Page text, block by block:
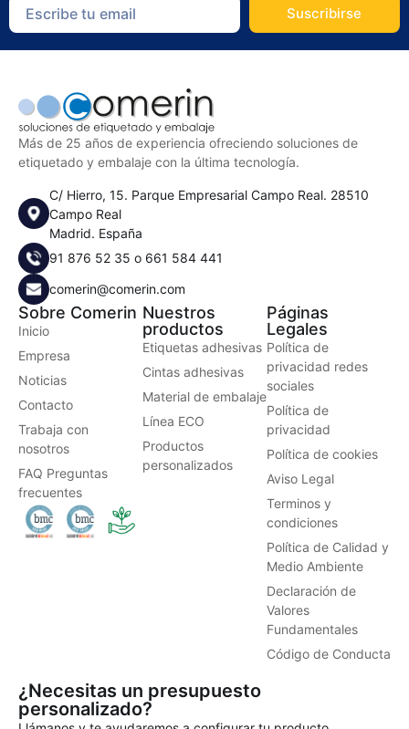
Suscribirse
Más de 25 años de experiencia ofreciendo soluciones de
etiquetado y embalaje con la última tecnología.
C/ Hierro, 15. Parque Empresarial Campo Real. 28510
Campo Real
Madrid. España
91 876 52 35 o 661 584 441
comerin@comerin.com
Sobre Comerin
Inicio
Empresa
Noticias
Contacto
Trabaja con
nosotros
FAQ Preguntas
frecuentes
Nuestros
productos
Etiquetas adhesivas
Cintas adhesivas
Material de embalaje
Línea ECO
Productos
personalizados
Páginas
Legales
Política de
privacidad redes
sociales
Política de
privacidad
Política de cookies
Aviso Legal
Terminos y
condiciones
Política de Calidad y
Medio Ambiente
Declaración de
Valores
Fundamentales
Código de Conducta
¿Necesitas un presupuesto
personalizado?